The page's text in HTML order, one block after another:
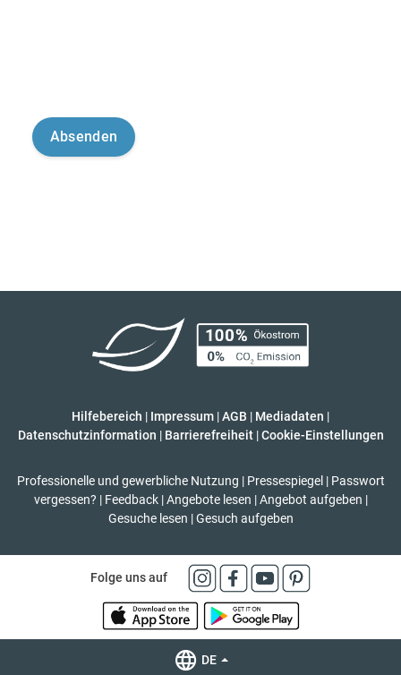
Hilfebereich | Impressum |AGB | Mediadaten |
Datenschutzinformation | Barrierefreiheit | Cookie-Einstellungen
Professionelle und gewerbliche Nutzung | Pressespiegel | Passwort
vergessen? | Feedback | Angebote lesen | Angebot aufgeben |
Gesuche lesen | Gesuch aufgeben
Folge uns auf
DE